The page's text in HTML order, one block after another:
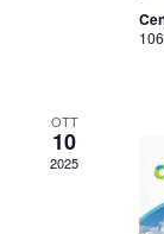
OTT
10
2025